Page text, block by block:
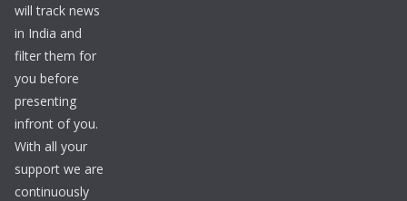
will track news
in India and
filter them for
you before
presenting
infront of you.
With all your
support we are
continuously